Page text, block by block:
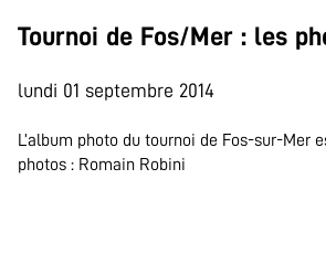
Tournoi de Fos/Mer : les
lundi 01 septembre 2014
L’album photo du tournoi de Fos-sur-Mer
photos : Romain Robini